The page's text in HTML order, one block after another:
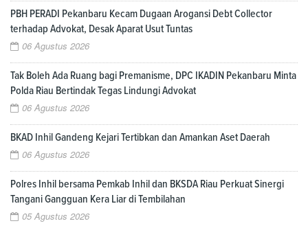
PBH PERADI Pekanbaru Kecam Dugaan Arogansi Debt Collector
terhadap Advokat, Desak Aparat Usut Tuntas
06 Agustus 2026
Tak Boleh Ada Ruang bagi Premanisme, DPC IKADIN Pekanbaru Minta
Polda Riau Bertindak Tegas Lindungi Advokat
06 Agustus 2026
BKAD Inhil Gandeng Kejari Tertibkan dan Amankan Aset Daerah
06 Agustus 2026
Polres Inhil bersama Pemkab Inhil dan BKSDA Riau Perkuat Sinergi
Tangani Gangguan Kera Liar di Tembilahan
05 Agustus 2026